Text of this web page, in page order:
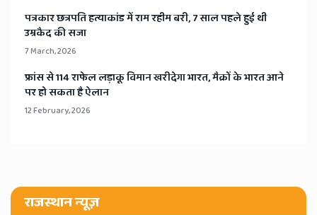
​पत्रकार छत्रपति हत्याकांड में राम रहीम बरी, 7 साल पहले हुई थी
उम्रकैद की सजा
7 March, 2026
​फ्रांस से 114 राफेल लड़ाकू विमान खरीदेगा भारत, मैक्रों के भारत आने
पर हो सकता है ऐलान
12 February, 2026
राजस्थान न्यूज़